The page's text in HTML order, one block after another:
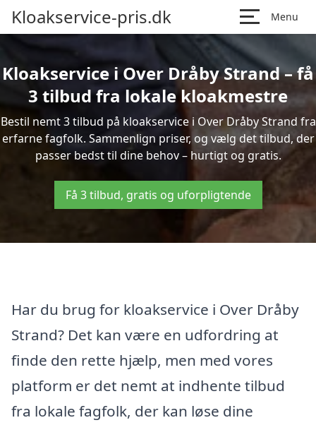
Kloakservice-pris.dk Menu
Kloakservice i Over Dråby Strand – få
3 tilbud fra lokale kloakmestre
Bestil nemt 3 tilbud på kloakservice i Over Dråby Strand fra
erfarne fagfolk. Sammenlign priser, og vælg det tilbud, der
passer bedst til dine behov – hurtigt og gratis.
Få 3 tilbud, gratis og uforpligtende
Har du brug for kloakservice i Over Dråby
Strand? Det kan være en udfordring at
finde den rette hjælp, men med vores
platform er det nemt at indhente tilbud
fra lokale fagfolk, der kan løse dine